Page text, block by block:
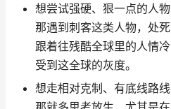
想尝试强硬、狠一点的人物
那遇到刺客这类人物，处
跟着往残酷全球里的人情
受到这全球的灰度。
想走相对克制、有底线路线